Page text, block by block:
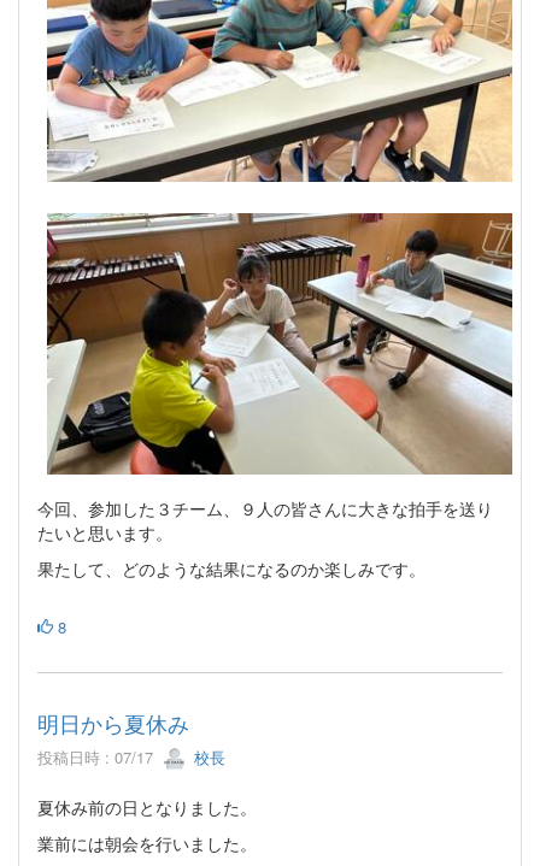
今回、参加した３チーム、９人の皆さんに大きな拍手を送り
たいと思います。
果たして、どのような結果になるのか楽しみです。
8
明日から夏休み
投稿日時 : 07/17 校長
夏休み前の日となりました。
業前には朝会を行いました。